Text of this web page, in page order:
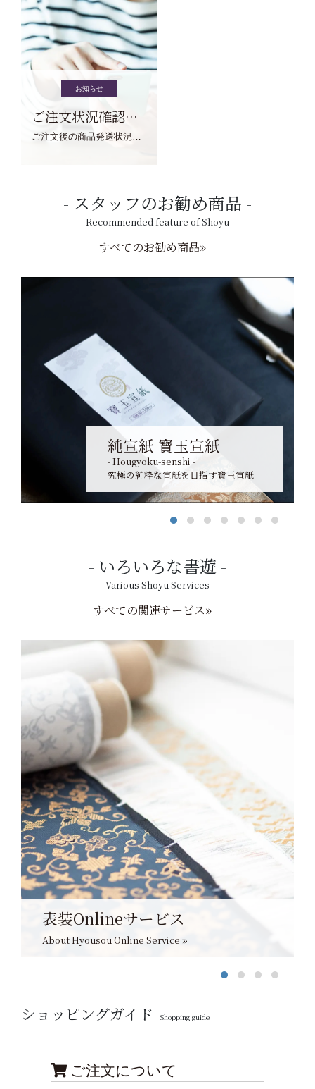
お知らせ
ご注文状況確認について
スタッフのお勧め商品
Recommended feature of Shoyu
すべてのお勧め商品»
純宣紙 寶玉宣紙
- Hougyoku-senshi -
究極の純粋な宣紙を目指す寶玉宣紙
いろいろな書遊
Various Shoyu Services
すべての関連サービス»
表装Onlineサービス
About Hyousou Online Service »
ショッピングガイド Shopping guide
ご注文について